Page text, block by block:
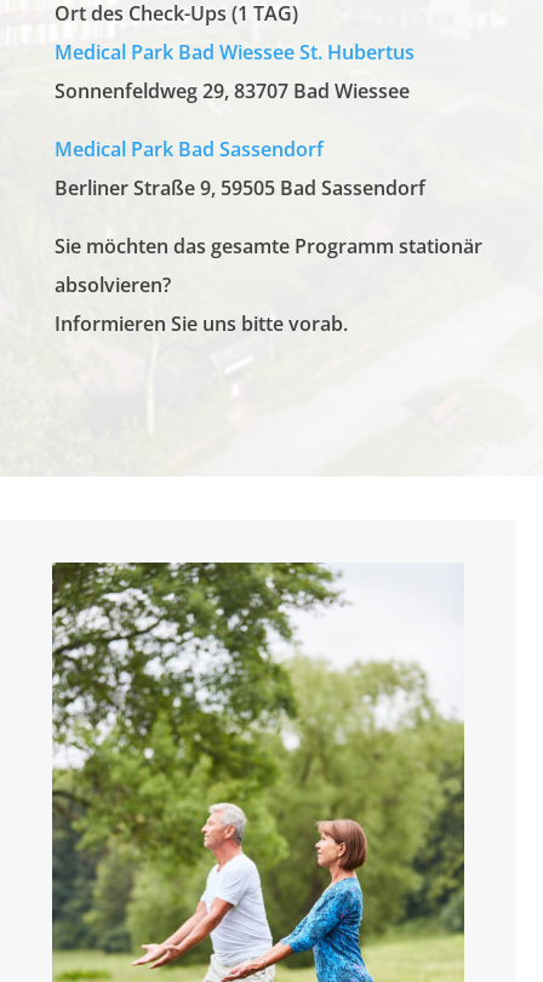
Ort des Check-Ups (1 TAG)
Medical Park Bad Wiessee St. Hubertus
Sonnenfeldweg 29, 83707 Bad Wiessee
Medical Park Bad Sassendorf
Berliner Straße 9, 59505 Bad Sassendorf
Sie möchten das gesamte Programm stationär
absolvieren?
Informieren Sie uns bitte vorab.